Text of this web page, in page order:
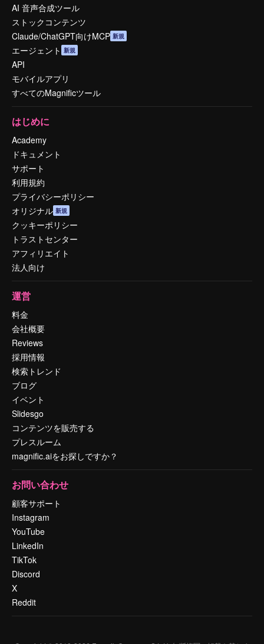
AI 音声合成ツール
ストックコンテンツ
Claude/ChatGPT向けMCP 新規
エージェント 新規
API
モバイルアプリ
すべてのMagnificツール
はじめに
Academy
ドキュメント
サポート
利用規約
プライバシーポリシー
オリジナル 新規
クッキーポリシー
トラストセンター
アフィリエイト
法人向け
運営
料金
会社概要
Reviews
採用情報
検索トレンド
ブログ
イベント
Slidesgo
コンテンツを販売する
プレスルーム
magnific.aiをお探しですか？
お問い合わせ
顧客サポート
Instagram
YouTube
LinkedIn
TikTok
Discord
X
Reddit